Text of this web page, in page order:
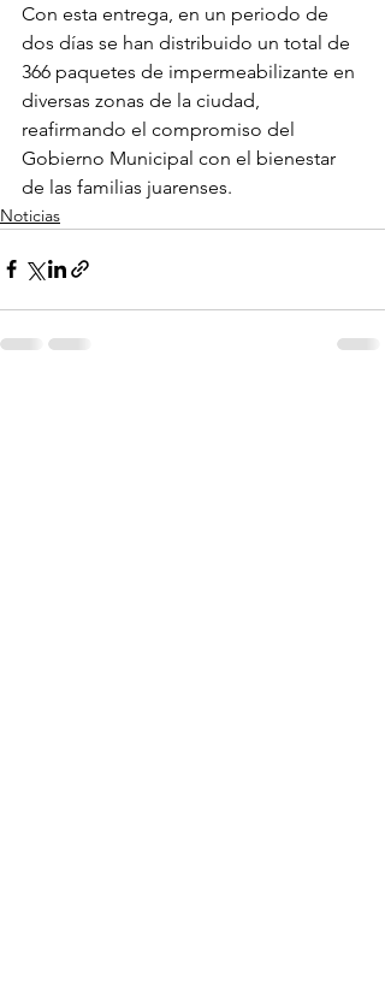
Con esta entrega, en un periodo de
dos días se han distribuido un total de
366 paquetes de impermeabilizante en
diversas zonas de la ciudad,
reafirmando el compromiso del
Gobierno Municipal con el bienestar
de las familias juarenses.
Noticias